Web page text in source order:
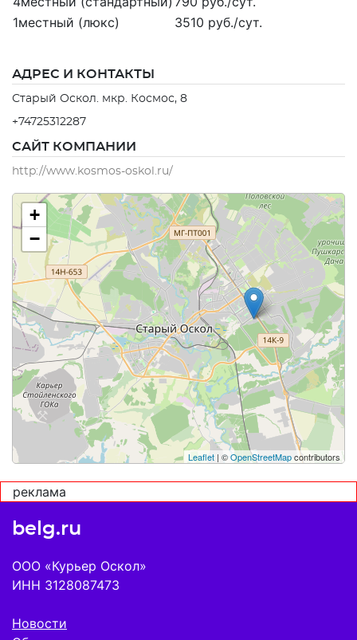
1местный (люкс)
3510 руб./сут.
АДРЕС И КОНТАКТЫ
Старый Оскол. мкр. Космос, 8
+74725312287
САЙТ КОМПАНИИ
http://www.kosmos-oskol.ru/
+
−
Leaflet | ©OpenStreetMapcontributors
реклама
belg.ru
ООО «Курьер Оскол»
ИНН 3128087473
Новости